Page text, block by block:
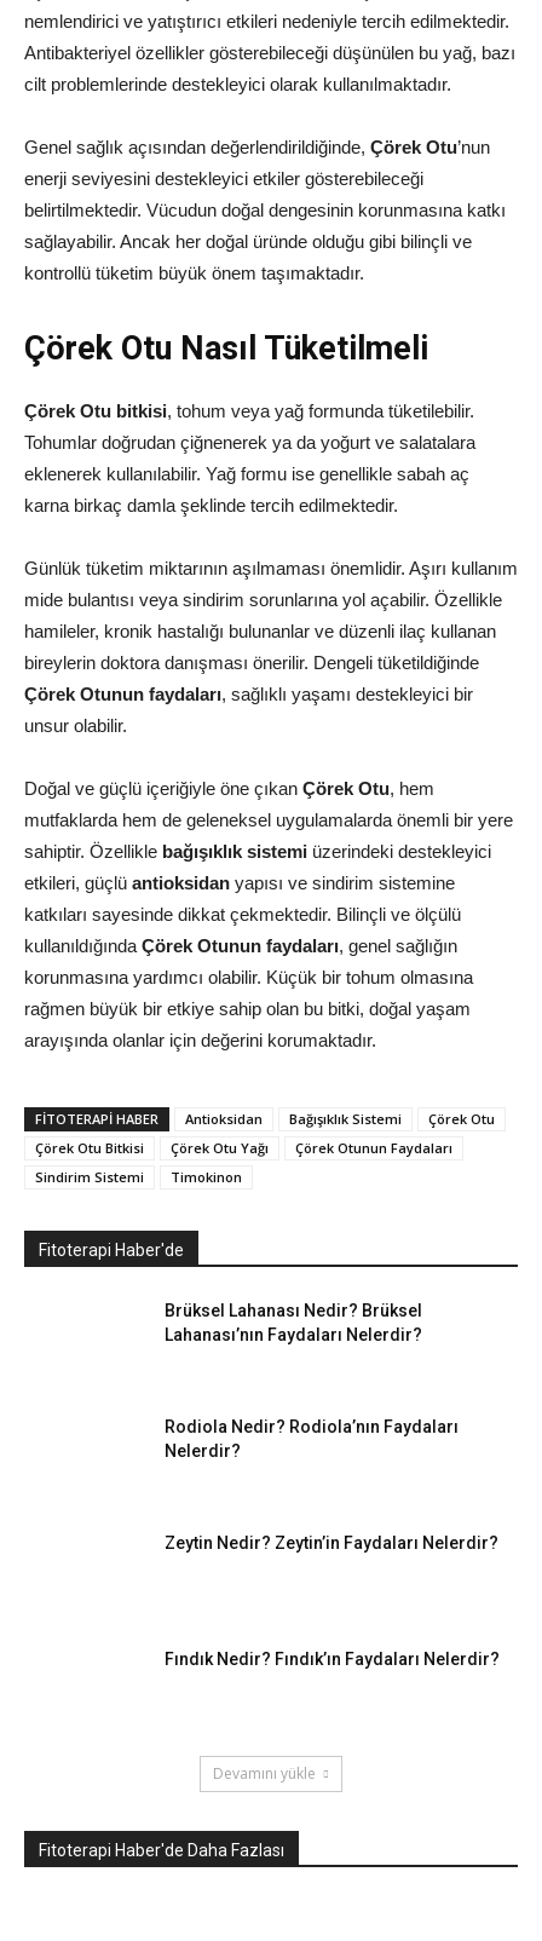
nemlendirici ve yatıştırıcı etkileri nedeniyle tercih edilmektedir.
Antibakteriyel özellikler gösterebileceği düşünülen bu yağ, bazı
cilt problemlerinde destekleyici olarak kullanılmaktadır.
Genel sağlık açısından değerlendirildiğinde, Çörek Otu’nun
enerji seviyesini destekleyici etkiler gösterebileceği
belirtilmektedir. Vücudun doğal dengesinin korunmasına katkı
sağlayabilir. Ancak her doğal üründe olduğu gibi bilinçli ve
kontrollü tüketim büyük önem taşımaktadır.
Çörek Otu Nasıl Tüketilmeli
Çörek Otu bitkisi, tohum veya yağ formunda tüketilebilir.
Tohumlar doğrudan çiğnenerek ya da yoğurt ve salatalara
eklenerek kullanılabilir. Yağ formu ise genellikle sabah aç
karna birkaç damla şeklinde tercih edilmektedir.
Günlük tüketim miktarının aşılmaması önemlidir. Aşırı kullanım
mide bulantısı veya sindirim sorunlarına yol açabilir. Özellikle
hamileler, kronik hastalığı bulunanlar ve düzenli ilaç kullanan
bireylerin doktora danışması önerilir. Dengeli tüketildiğinde
Çörek Otunun faydaları, sağlıklı yaşamı destekleyici bir
unsur olabilir.
Doğal ve güçlü içeriğiyle öne çıkan Çörek Otu, hem
mutfaklarda hem de geleneksel uygulamalarda önemli bir yere
sahiptir. Özellikle bağışıklık sistemi üzerindeki destekleyici
etkileri, güçlü antioksidan yapısı ve sindirim sistemine
katkıları sayesinde dikkat çekmektedir. Bilinçli ve ölçülü
kullanıldığında Çörek Otunun faydaları, genel sağlığın
korunmasına yardımcı olabilir. Küçük bir tohum olmasına
rağmen büyük bir etkiye sahip olan bu bitki, doğal yaşam
arayışında olanlar için değerini korumaktadır.
FITOTERAPI HABER Antioksidan Bağışıklık Sistemi
Çörek Otu
Çörek Otu Bitkisi
Çörek Otu Yağı
Çörek Otunun Faydaları
Sindirim Sistemi
Timokinon
Fitoterapi Haber'de
Brüksel Lahanası Nedir? Brüksel
Lahanası’nın Faydaları Nelerdir?
Rodiola Nedir? Rodiola’nın Faydaları
Nelerdir?
Zeytin Nedir? Zeytin’in Faydaları Nelerdir?
Fındık Nedir? Fındık’ın Faydaları Nelerdir?
Devamını yükle
Fitoterapi Haber'de Daha Fazlası